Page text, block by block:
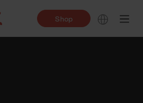
Shop